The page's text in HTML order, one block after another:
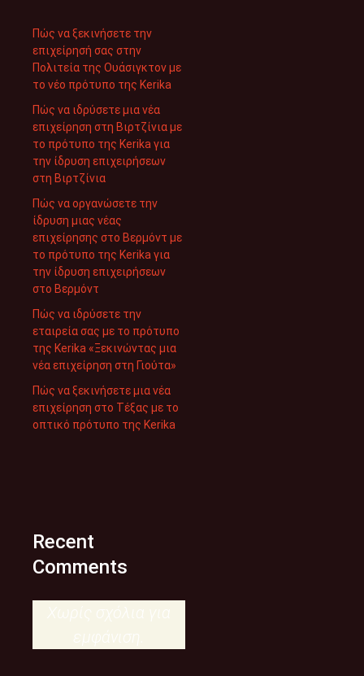
Πώς να ξεκινήσετε την
επιχείρησή σας στην
Πολιτεία της Ουάσιγκτον με
το νέο πρότυπο της Kerika
Πώς να ιδρύσετε μια νέα
επιχείρηση στη Βιρτζίνια με
το πρότυπο της Kerika για
την ίδρυση επιχειρήσεων
στη Βιρτζίνια
Πώς να οργανώσετε την
ίδρυση μιας νέας
επιχείρησης στο Βερμόντ με
το πρότυπο της Kerika για
την ίδρυση επιχειρήσεων
στο Βερμόντ
Πώς να ιδρύσετε την
εταιρεία σας με το πρότυπο
της Kerika «Ξεκινώντας μια
νέα επιχείρηση στη Γιούτα»
Πώς να ξεκινήσετε μια νέα
επιχείρηση στο Τέξας με το
οπτικό πρότυπο της Kerika
Recent
Comments
Χωρίς σχόλια για
εμφάνιση.